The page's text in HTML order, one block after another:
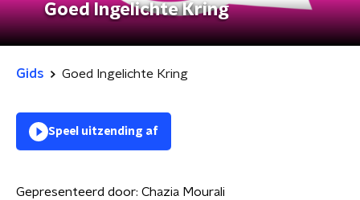
Goed Ingelichte Kring
Gids Goed Ingelichte Kring
Speel uitzending af
Gepresenteerd door: Chazia Mourali